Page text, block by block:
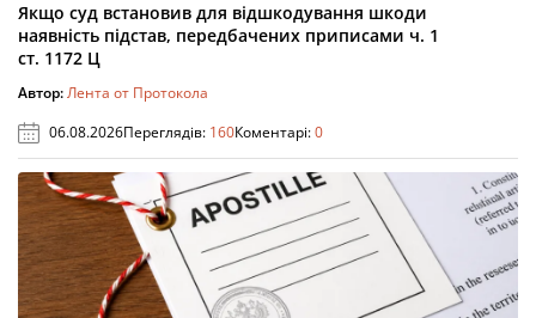
Якщо суд встановив для відшкодування шкоди
наявність підстав, передбачених приписами ч. 1
ст. 1172 Ц
Автор:Лента от Протокола
06.08.2026Переглядів: 160Коментарі:0